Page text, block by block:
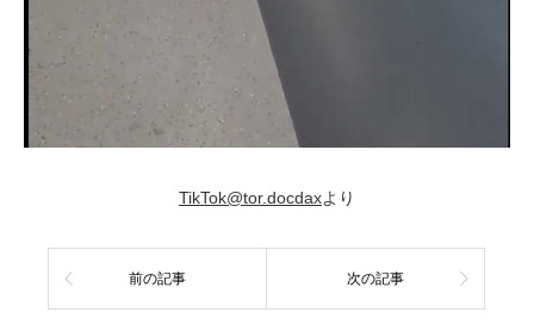
TikTok@tor.docdaxより
前の記事 次の記事